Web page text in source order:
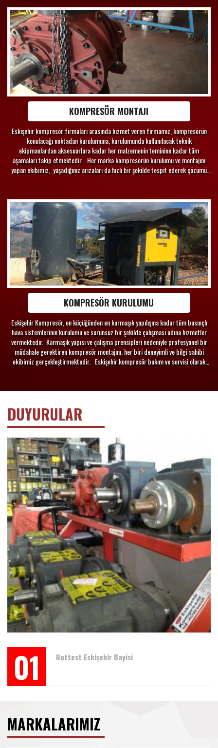
KOMPRESÖR MONTAJI
Eskişehir kompresör firmaları arasında hizmet veren firmamız, kompresörün
konulacağı noktadan kurulumuna, kurulumunda kullanılacak teknik
ekipmanlardan aksesuarlara kadar her malzemenin teminine kadar tüm
aşamaları takip etmektedir. Her marka kompresörün kurulumu ve montajını
yapan ekibimiz, yaşadığınız arızaları da hızlı bir şekilde tespit ederek çözümü
KOMPRESÖR KURULUMU
Eskişehir Kompresör, en küçüğünden en karmaşık yapılışına kadar tüm basınçlı
hava sistemlerinin kurulumu ve sorunsuz bir şekilde çalışması adına hizmetler
vermektedir. Karmaşık yapısı ve çalışma prensipleri nedeniyle profesyonel bir
müdahale gerektiren kompresör montajını, her biri deneyimli ve bilgi sahibi
ekibimiz gerçekleştirmektedir. Eskişehir kompresör bakım ve servisi olarak
DUYURULAR
01 Rottest Eskişehir Bayisi
MARKALARIMIZ